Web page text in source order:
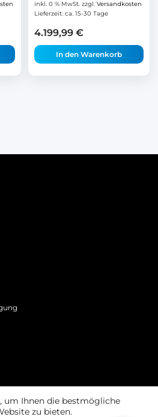
inkl. 0 % MwSt. zzgl. Versandkosten
Lieferzeit: ca. 15-30 Tage
4.199,99 €
In den Warenkorb
um Ihnen die bestmögliche
zu bieten.